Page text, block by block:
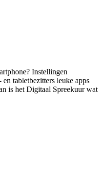
Instellingen
en tabletbezitters leuke apps
is het Digitaal Spreekuur wat